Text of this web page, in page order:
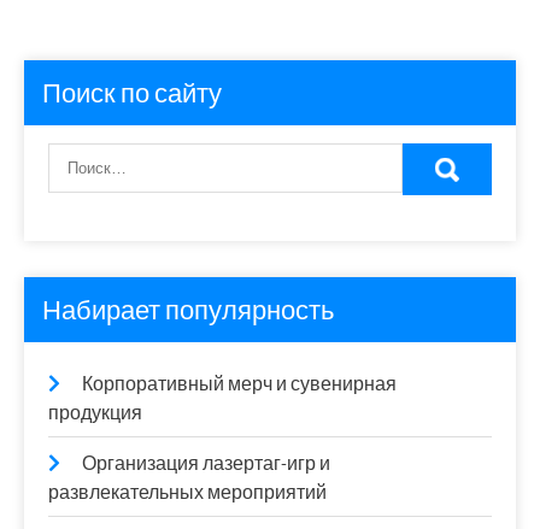
Поиск по сайту
Набирает популярность
Корпоративный мерч и сувенирная
продукция
Организация лазертаг-игр и
развлекательных мероприятий